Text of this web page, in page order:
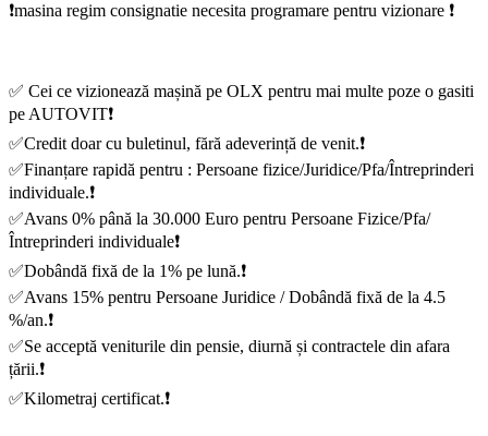
❗️masina regim consignatie necesita programare pentru vizionare ❗️
✅ Cei ce vizionează mașină pe OLX pentru mai multe poze o gasiti
pe AUTOVIT❗️
✅Credit doar cu buletinul, fără adeverință de venit.❗
✅Finanțare rapidă pentru : Persoane fizice/Juridice/Pfa/Întreprinderi
individuale.❗️
✅Avans 0% până la 30.000 Euro pentru Persoane Fizice/Pfa/
Întreprinderi individuale❗️
✅Dobândă fixă de la 1% pe lună.❗️
✅Avans 15% pentru Persoane Juridice / Dobândă fixă de la 4.5
%/an.❗️
✅Se acceptă veniturile din pensie, diurnă și contractele din afara
țării.❗️
✅Kilometraj certificat.❗️